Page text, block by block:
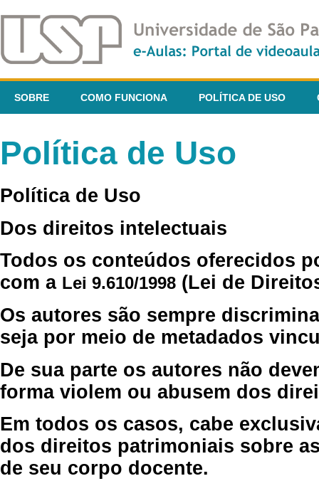
SOBRE COMO FUNCIONA POLÍTICA DE USO
Política de Uso
Política de Uso
Dos direitos intelectuais
Todos os conteúdos oferecidos
com a Lei 9.610/1998 (Lei de
Os autores são sempre
seja por meio de metadados
De sua parte os autores não
forma violem ou abusem dos
Em todos os casos, cabe
dos direitos patrimoniais sobre
de seu corpo docente.